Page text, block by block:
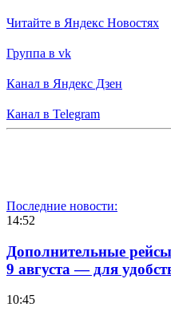
Читайте в Яндекс Новостях
Группа в vk
Канал в Яндекс Дзен
Канал в Telegram
Последние новости:
14:52
Дополнительные
9 августа — для
10:45